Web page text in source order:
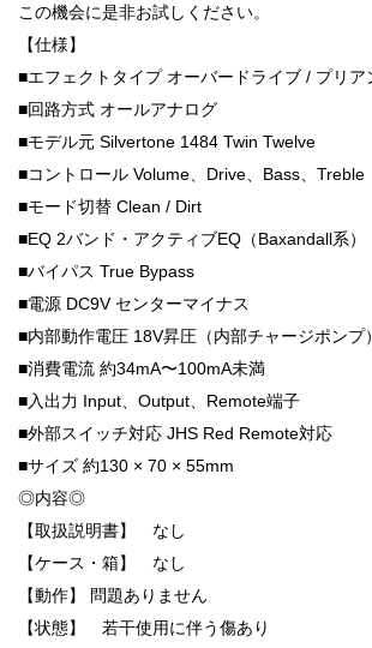
この機会に是非お試しください。
【仕様】
■エフェクトタイプ オーバードライブ / プリア
■回路方式 オールアナログ
■モデル元 Silvertone 1484 Twin Twelve
■コントロール Volume、Drive、Bass、Treble
■モード切替 Clean / Dirt
■EQ 2バンド・アクティブEQ（Baxandall系）
■バイパス True Bypass
■電源 DC9V センターマイナス
■内部動作電圧 18V昇圧（内部チャージポンプ）
■消費電流 約34mA〜100mA未満
■入出力 Input、Output、Remote端子
■外部スイッチ対応 JHS Red Remote対応
■サイズ 約130 × 70 × 55mm
◎内容◎
【取扱説明書】 なし
【ケース・箱】 なし
【動作】 問題ありません
【状態】 若干使用に伴う傷あり